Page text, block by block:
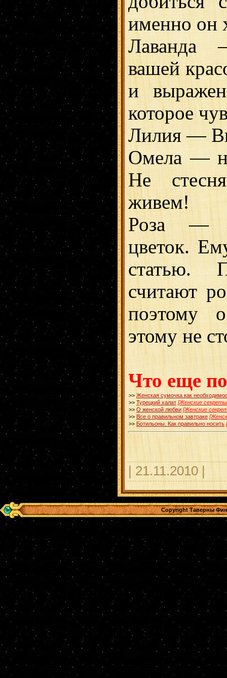
именно он
Лаванда
вашей
и
которое
Лилия —
Омела —
Не
живем!
Роза —
цветок.
статью.
считают
поэтому
этому не
Что еще
>> Женская сумочка как
>> Турецкий халат [Женские
>> О женской любви [Женские
>> Все о правильном завтраке
>> Ботильоны. Как правильно носить
| 21.11.2010 |
Copyright Таверны